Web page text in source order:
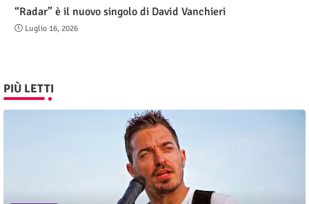
“Radar” è il nuovo singolo di David Vanchieri
Luglio 16, 2026
PIÙ LETTI